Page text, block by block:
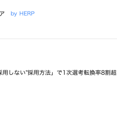
by HERP
用しない"採用方法」で1次選考転換率8割超